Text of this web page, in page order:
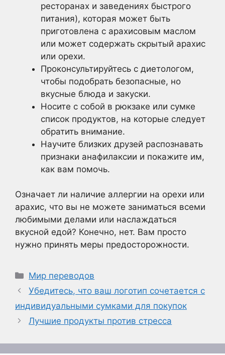
ресторанах и заведениях быстрого
питания), которая может быть
приготовлена с арахисовым маслом
или может содержать скрытый арахис
или орехи.
Проконсультируйтесь с диетологом,
чтобы подобрать безопасные, но
вкусные блюда и закуски.
Носите с собой в рюкзаке или сумке
список продуктов, на которые следует
обратить внимание.
Научите близких друзей распознавать
признаки анафилаксии и покажите им,
как вам помочь.
Означает ли наличие аллергии на орехи или
арахис, что вы не можете заниматься всеми
любимыми делами или наслаждаться
вкусной едой? Конечно, нет. Вам просто
нужно принять меры предосторожности.
Рубрики
Мир переводов
Убедитесь, что ваш логотип сочетается с
индивидуальными сумками для покупок
Лучшие продукты против стресса